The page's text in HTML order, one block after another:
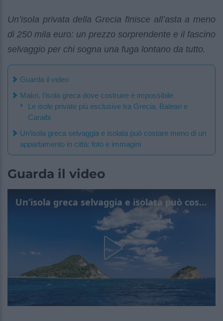
Un’isola privata della Grecia finisce all’asta a meno
di 250 mila euro: un prezzo sorprendente e il fascino
selvaggio per chi sogna una fuga lontano da tutto.
Guarda il video
Makri, l’isola greca dove costruire è impossibile
Le isole private più esclusive tra Grecia, Baleari e
Caraibi
Un’isola greca selvaggia e isolata può costare meno di un
appartamento in città: foto e immagini
Guarda il video
Un’isola greca selvaggia e isolata può costare meno di un appartamento in città